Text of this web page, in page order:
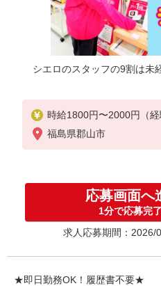
シエロのスタッフの9割は未
時給1800円〜2000円（経
※残業代支給
★交通費別途支給（規定あ
入社祝い金10万円支給(規
お友達を紹介頂くと,
インセンティブ支給(規定
゜・。○。・゜+゜・。○
福島県郡山市
応募画面へ
1分で応募完
求人応募期間：2026/
★即日勤務OK！履歴書不要★